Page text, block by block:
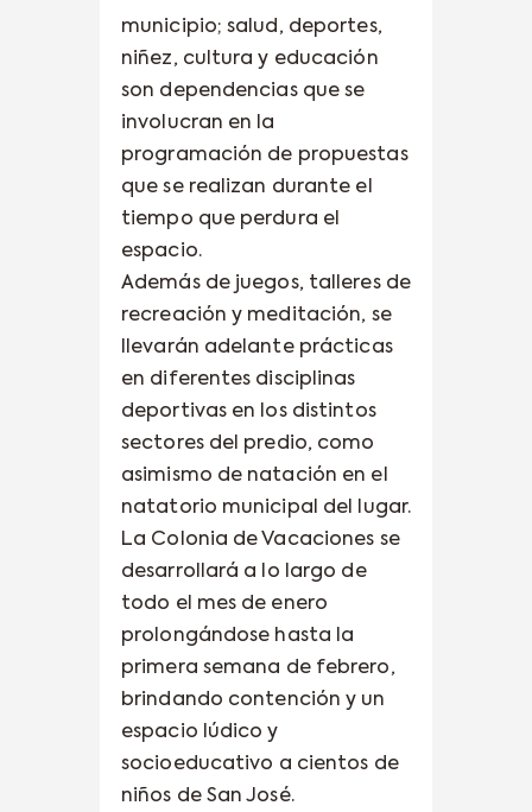
municipio; salud, deportes,
niñez, cultura y educación
son dependencias que se
involucran en la
programación de propuestas
que se realizan durante el
tiempo que perdura el
espacio.
Además de juegos, talleres de
recreación y meditación, se
llevarán adelante prácticas
en diferentes disciplinas
deportivas en los distintos
sectores del predio, como
asimismo de natación en el
natatorio municipal del lugar.
La Colonia de Vacaciones se
desarrollará a lo largo de
todo el mes de enero
prolongándose hasta la
primera semana de febrero,
brindando contención y un
espacio lúdico y
socioeducativo a cientos de
niños de San José.